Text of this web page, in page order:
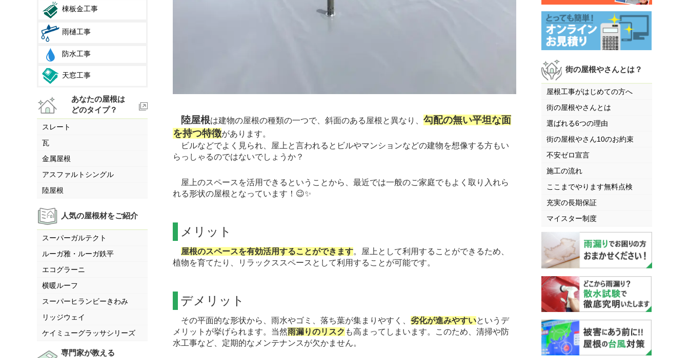
棟板金工事
雨樋工事
防水工事
天窓工事
あなたの屋根は
どのタイプ？
スレート
瓦
金属屋根
アスファルトシングル
陸屋根
人気の屋根材をご紹介
スーパーガルテクト
ルーガ雅・ルーガ鉄平
エコグラーニ
横暖ルーフ
スーパーヒランビーきわみ
リッジウェイ
ケイミューグラッサシリーズ
専門家が教える
陸屋根は建物の屋根の種類の一つで、斜面のある屋根と異なり、勾配の無い平坦な面
を持つ特徴があります。
ビルなどでよく見られ、屋上と言われるとビルやマンションなどの建物を想像する方もい
らっしゃるのではないでしょうか？
屋上のスペースを活用できるということから、最近では一般のご家庭でもよく取り入れら
れる形状の屋根となっています！😉✨
メリット
屋根のスペースを有効活用することができます。屋上として利用することができるため、
植物を育てたり、リラックススペースとして利用することが可能です。
デメリット
その平面的な形状から、雨水やゴミ、落ち葉が集まりやすく、劣化が進みやすいというデ
メリットが挙げられます。当然雨漏りのリスク も高まってしまいます。このため、清掃や防
水工事など、定期的なメンテナンスが欠かません。
街の屋根やさんとは？
屋根工事がはじめての方へ
街の屋根やさんとは
選ばれる6つの理由
街の屋根やさん10のお約束
不安ゼロ宣言
施工の流れ
ここまでやります無料点検
充実の長期保証
マイスター制度